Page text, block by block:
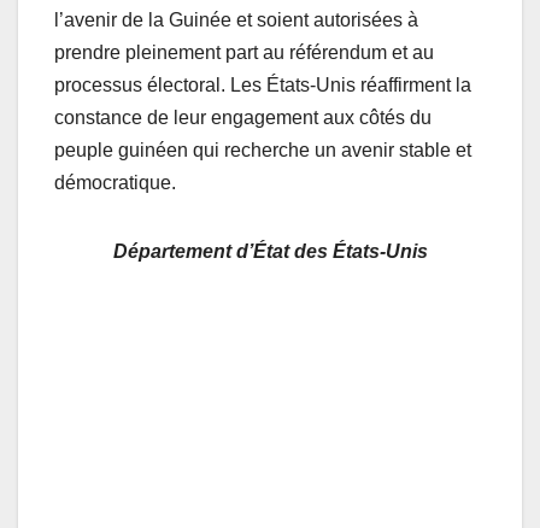
l’avenir de la Guinée et soient autorisées à
prendre pleinement part au référendum et au
processus électoral. Les États-Unis réaffirment la
constance de leur engagement aux côtés du
peuple guinéen qui recherche un avenir stable et
démocratique.
Département d’État des États-Unis